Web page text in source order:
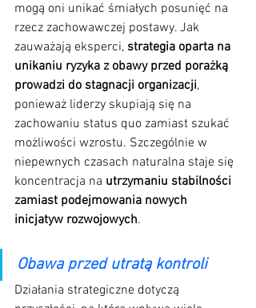
mogą oni unikać śmiałych posunięć na
rzecz zachowawczej postawy. Jak
zauważają eksperci, strategia oparta na
unikaniu ryzyka z obawy przed porażką
prowadzi do stagnacji organizacji,
ponieważ liderzy skupiają się na
zachowaniu status quo zamiast szukać
możliwości wzrostu. Szczególnie w
niepewnych czasach naturalna staje się
koncentracja na utrzymaniu stabilności
zamiast podejmowania nowych
inicjatyw rozwojowych.
Obawa przed utratą kontroli
Działania strategiczne dotyczą